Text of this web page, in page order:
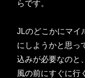
らです。
JLのどこかにマイ
にしようかと思っ
込みが必要なのと
風の前にすぐに行